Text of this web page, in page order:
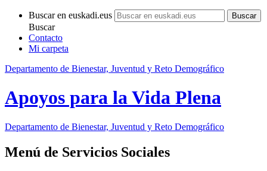
Buscar en euskadi.eus
Buscar
Contacto
Mi carpeta
Departamento de Bienestar, Juventud y Reto Demográfico
Apoyos para la Vida Plena
Departamento de Bienestar, Juventud y Reto Demográfico
Menú de Servicios Sociales